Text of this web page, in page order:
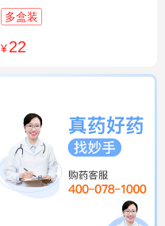
多盒装
¥22